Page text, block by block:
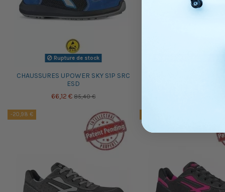
Rupture de stock
CHAUSSURES UPOWER SKY S1P SRC
ESD
66,12 €85,40 €
Produit disponible à
CHAUSSURES UPOWER
-20,98 €